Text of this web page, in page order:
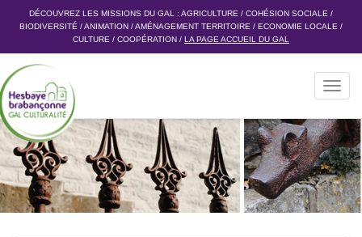
DÉCOUVREZ LES MISSIONS DU GAL : AGRICULTURE / COHÉSION SOCIALE /
BIODIVERSITÉ /ANIMATION /AMÉNAGEMENT TERRITOIRE / ECONOMIE LOCALE /
CULTURE / COOPÉRATION / LA PAGE ACCUEIL DU GAL